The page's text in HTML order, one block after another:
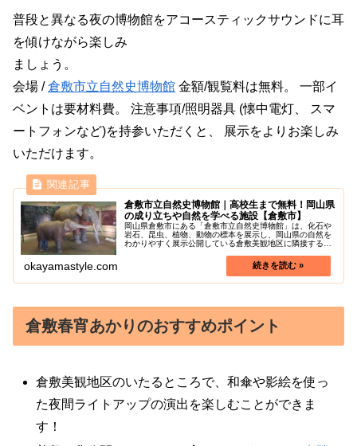
普段と異なる夜の博物館をアコースティックサウンドに耳
を傾けながら楽しみ
ましょう。
会場 /倉敷市立自然史博物館 金額/観覧料は無料。 一部イ
ベントは要材料費。 注意事項/照明器具 (懐中電灯、 スマ
ートフォンなど)を持参いただくと、 展示をよりお楽しみ
いただけます。
倉敷市立自然史博物館｜高校生まで無料！岡山県
の成り立ちや自然を学べる施設【倉敷市】
岡山県倉敷市にある「倉敷市立自然史博物館」は、化石や
岩石、昆虫、植物、動物の標本を展示し、岡山県の自然を
わかりやすく展示公開している倉敷美観地区に隣接する博
入場料の安さにも関わらず、展示数...
okayamastyle.com
倉敷春宵あかりのおすすめポイント
倉敷美観地区のいたるところで、和傘や影絵を使っ
た夜間ライトアップの演出を楽しむことができま
す！